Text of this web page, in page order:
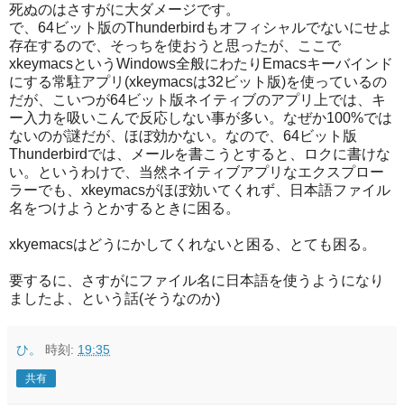
死ぬのはさすがに大ダメージです。
で、64ビット版のThunderbirdもオフィシャルでないにせよ
存在するので、そっちを使おうと思ったが、ここで
xkeymacsというWindows全般にわたりEmacsキーバインド
にする常駐アプリ(xkeymacsは32ビット版)を使っているの
だが、こいつが64ビット版ネイティブのアプリ上では、キ
ー入力を吸いこんで反応しない事が多い。なぜか100%では
ないのが謎だが、ほぼ効かない。なので、64ビット版
Thunderbirdでは、メールを書こうとすると、ロクに書けな
い。というわけで、当然ネイティブアプリなエクスプロー
ラーでも、xkeymacsがほぼ効いてくれず、日本語ファイル
名をつけようとかするときに困る。
xkyemacsはどうにかしてくれないと困る、とても困る。
要するに、さすがにファイル名に日本語を使うようになり
ましたよ、という話(そうなのか)
ひ。 時刻: 19:35
共有